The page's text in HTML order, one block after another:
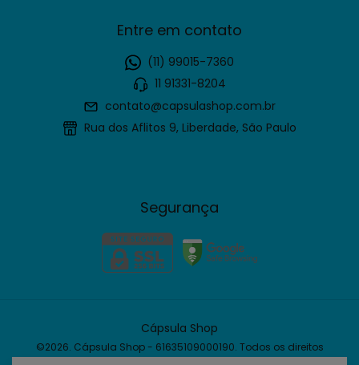
Entre em contato
(11) 99015-7360
11 91331-8204
contato@capsulashop.com.br
Rua dos Aflitos 9, Liberdade, São Paulo
Segurança
Cápsula Shop
©2026. Cápsula Shop - 61635109000190. Todos os direitos
reservados.